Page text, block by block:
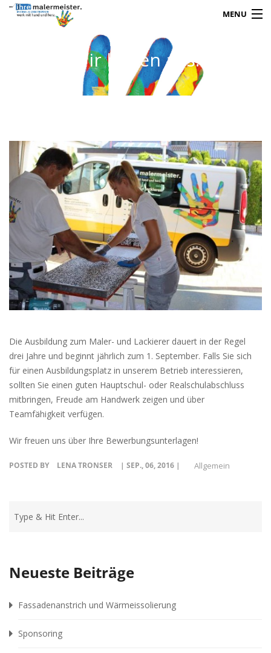
MENU
KARRIERE
KONTAKT
Wir bilden aus!
Die Ausbildung zum Maler- und Lackierer dauert in der Regel
drei Jahre und beginnt jährlich zum 1. September. Falls Sie sich
für einen Ausbildungsplatz in unserem Betrieb interessieren,
sollten Sie einen guten Hauptschul- oder Realschulabschluss
mitbringen, Freude am Handwerk zeigen und über
Teamfähigkeit verfügen.
Wir freuen uns über Ihre Bewerbungsunterlagen!
POSTED BY LENA TRONSER | SEP., 06, 2016 | Allgemein
Neueste Beiträge
Fassadenanstrich und Wärmeissolierung
Sponsoring